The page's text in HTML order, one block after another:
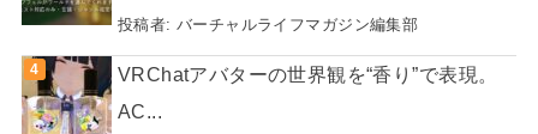
投稿者: バーチャルライフマガジン編集部
VRChatアバターの世界観を“香り”で表現。
AC...